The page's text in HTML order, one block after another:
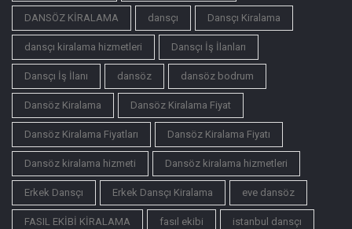
DANSÖZ KİRALAMA dansçı Dansçı Kiralama
dansçı kiralama hizmetleri Dansçı İş İlanları
Dansçı İş İlanı dansöz dansöz bodrum
Dansöz Kiralama Dansöz Kiralama Fiyat
Dansöz Kiralama Fiyatları Dansöz Kiralama Fiyatı
Dansöz kiralama hizmeti Dansöz kiralama hizmetleri
Erkek Dansçı Erkek Dansçı Kiralama eve dansöz
FASIL EKİBİ KİRALAMA fasıl ekibi istanbul dansçı